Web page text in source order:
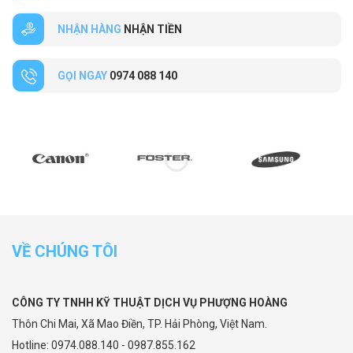
NHẬN HÀNG NHẬN TIỀN
GỌI NGAY 0974 088 140
VỀ CHÚNG TÔI
CÔNG TY TNHH KỸ THUẬT DỊCH VỤ PHƯỢNG HOÀNG
Thôn Chi Mai, Xã Mao Điền, TP. Hải Phòng, Việt Nam.
Hotline: 0974.088.140 - 0987.855.162